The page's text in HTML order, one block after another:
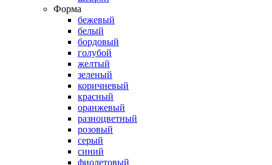
Форма
бежевый
белый
бордовый
голубой
желтый
зеленый
коричневый
красный
оранжевый
разноцветный
розовый
серый
синий
фиолетовый